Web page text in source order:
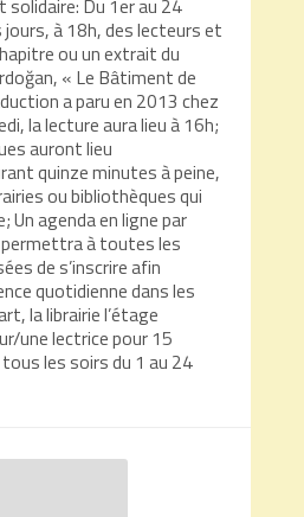
à 18h, des lecteurs et
ou un extrait du
« Le Bâtiment de
a paru en 2013 chez
la lecture aura lieu à 16h;
auront lieu
quinze minutes à peine,
ou bibliothèques qui
agenda en ligne par
à toutes les
de s’inscrire afin
quotidienne dans les
la librairie l’étage
une lectrice pour 15
les soirs du 1 au 24